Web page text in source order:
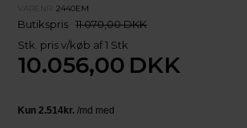
VARENR.2440EM
Butikspris 11.070,00 DKK
Stk. pris v/køb af 1 Stk
10.056,00 DKK